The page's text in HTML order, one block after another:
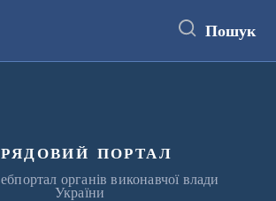
Пошук
портал
органів виконавчої влади
України